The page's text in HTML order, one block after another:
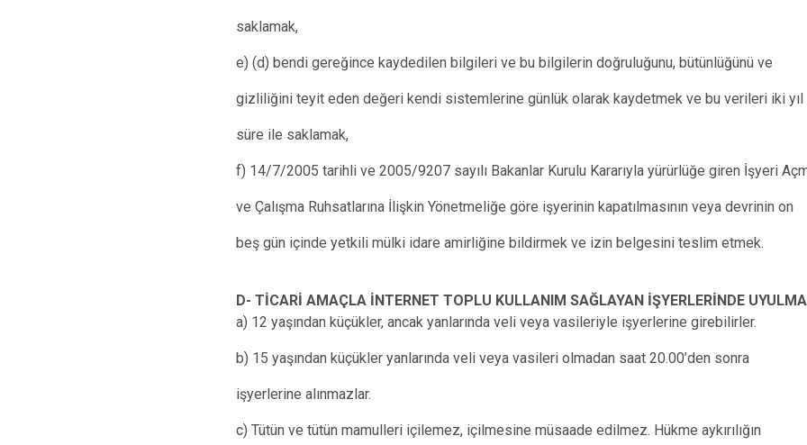
saklamak,
e) (d) bendi gereğince kaydedilen bilgileri ve bu bilgilerin doğruluğunu, bütünlüğünü ve
gizliliğini teyit eden değeri kendi sistemlerine günlük olarak kaydetmek ve bu verileri iki yıl
süre ile saklamak,
f) 14/7/2005 tarihli ve 2005/9207 sayılı Bakanlar Kurulu Kararıyla yürürlüğe giren İşyeri
ve Çalışma Ruhsatlarına İlişkin Yönetmeliğe göre işyerinin kapatılmasının veya devrinin on
beş gün içinde yetkili mülki idare amirliğine bildirmek ve izin belgesini teslim etmek.
D- TİCARİ AMAÇLA İNTERNET TOPLU KULLANIM SAĞLAYAN İŞYERLERİNDE
a) 12 yaşından küçükler, ancak yanlarında veli veya vasileriyle işyerlerine girebilirler.
b) 15 yaşından küçükler yanlarında veli veya vasileri olmadan saat 20.00’den sonra
işyerlerine alınmazlar.
c) Tütün ve tütün mamulleri içilemez, içilmesine müsaade edilmez. Hükme aykırılığın